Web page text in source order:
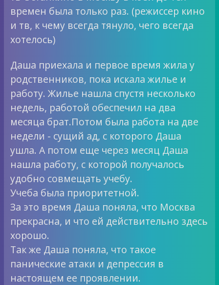
времен была только раз. (режиссер кино
и тв, к чему всегда тянуло, чего всегда
хотелось)
Даша приехала и первое время жила у
родственников, пока искала жилье и
работу. Жилье нашла спустя несколько
недель, работой обеспечил на два
месяца брат.Потом была работа на две
недели - сущий ад, с которого Даша
ушла. А потом еще через месяц Даша
нашла работу, с которой получалось
удобно совмещать учебу.
Учеба была приоритетной.
За это время Даша поняла, что Москва
прекрасна, и что ей действительно здесь
хорошо.
Так же Даша поняла, что такое
панические атаки и депрессия в
настоящем ее проявлении.